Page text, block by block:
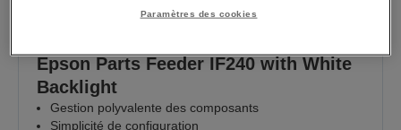
Epson Parts Feeder IF240 with White
Backlight
Gestion polyvalente des composants
Simplicité de configuration
Paramètres des cookies